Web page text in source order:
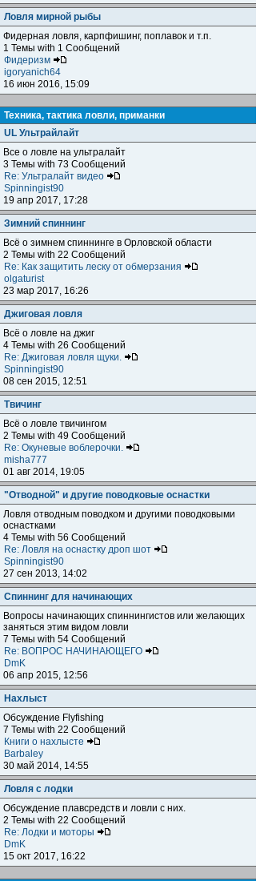
Ловля мирной рыбы
Фидерная ловля, карпфишинг, поплавок и т.п.
1 Темы with 1 Сообщений
Фидеризм
igoryanich64
16 июн 2016, 15:09
Техника, тактика ловли, приманки
UL Ультрайлайт
Все о ловле на ультралайт
3 Темы with 73 Сообщений
Re: Ультралайт видео
Spinningist90
19 апр 2017, 17:28
Зимний спиннинг
Всё о зимнем спиннинге в Орловской области
2 Темы with 22 Сообщений
Re: Как защитить леску от обмерзания
olgaturist
23 мар 2017, 16:26
Джиговая ловля
Всё о ловле на джиг
4 Темы with 26 Сообщений
Re: Джиговая ловля щуки.
Spinningist90
08 сен 2015, 12:51
Твичинг
Всё о ловле твичингом
2 Темы with 49 Сообщений
Re: Окуневые воблерочки.
misha777
01 авг 2014, 19:05
"Отводной" и другие поводковые оснастки
Ловля отводным поводком и другими поводковыми
оснастками
4 Темы with 56 Сообщений
Re: Ловля на оснастку дроп шот
Spinningist90
27 сен 2013, 14:02
Спиннинг для начинающих
Вопросы начинающих спиннингистов или желающих
заняться этим видом ловли
7 Темы with 54 Сообщений
Re: ВОПРОС НАЧИНАЮЩЕГО
DmK
06 апр 2015, 12:56
Нахлыст
Обсуждение Flyfishing
7 Темы with 22 Сообщений
Книги о нахлысте
Barbaley
30 май 2014, 14:55
Ловля с лодки
Обсуждение плавсредств и ловли с них.
2 Темы with 22 Сообщений
Re: Лодки и моторы
DmK
15 окт 2017, 16:22